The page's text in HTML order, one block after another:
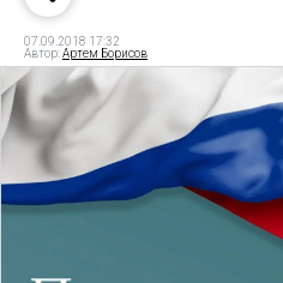
07.09.2018 17:32
Автор:Артем Борисов